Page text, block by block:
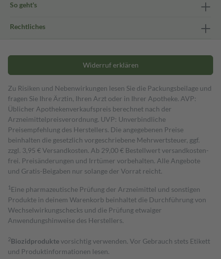
So geht's
Rechtliches
Widerruf erklären
Zu Risiken und Nebenwirkungen lesen Sie die Packungsbeilage und
fragen Sie Ihre Ärztin, Ihren Arzt oder in Ihrer Apotheke. AVP:
Üblicher Apothekenverkaufspreis berechnet nach der
Arzneimittelpreisverordnung. UVP: Unverbindliche
Preisempfehlung des Herstellers. Die angegebenen Preise
beinhalten die gesetzlich vorgeschriebene Mehrwertsteuer, ggf.
zzgl. 3,95 € Versandkosten. Ab 29,00 € Bestell­wert versand­kosten­
frei. Preisänderungen und Irrtümer vorbehalten. Alle Angebote
und Gratis-Beigaben nur solange der Vorrat reicht.
1 Eine pharmazeutische Prüfung der Arzneimittel und sonstigen
Produkte in deinem Warenkorb beinhaltet die Durchführung von
Wechselwirkungschecks und die Prüfung etwaiger
Anwendungshinweise des Herstellers.
2Biozidproduktevorsichtig verwenden. Vor Gebrauch stets Etikett
und Produktinformationen lesen.